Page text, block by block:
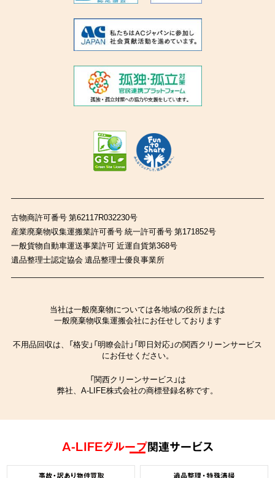
古物商許可番号 第62117R032230号
産業廃棄物収集運搬業許可番号 統一許可番号 第171852号
一般貨物自動車運送事業許可 近運自貨第368号
遺品整理士認定協会 遺品整理士優良事業所
当社は一般廃棄物については各地域の役所または
一般廃棄物収集運搬会社にお任せしております
不用品回収は、「格安」「明瞭会計」「即日対応」の関西クリーンサービス
にお任せください。
「関西クリーンサービス」は
弊社、A-LIFE株式会社の商標登録名称です。
A-LIFEグループ関連サービス